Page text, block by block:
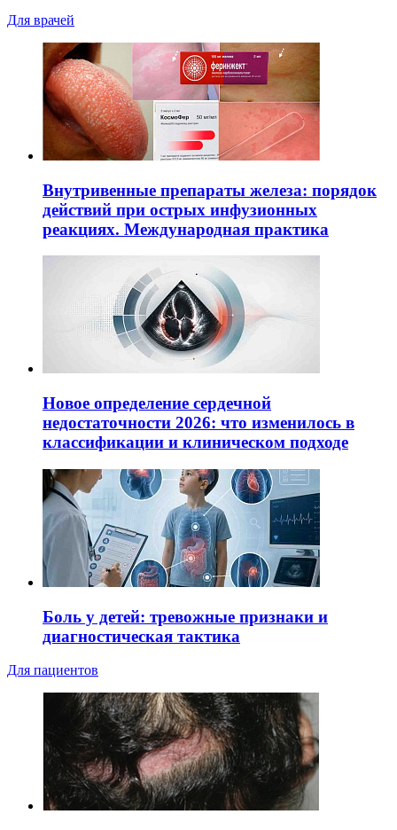
Для врачей
Внутривенные препараты железа: порядок
действий при острых инфузионных
реакциях. Международная практика
Новое определение сердечной
недостаточности 2026: что изменилось в
классификации и клиническом подходе
Боль у детей: тревожные признаки и
диагностическая тактика
Для пациентов